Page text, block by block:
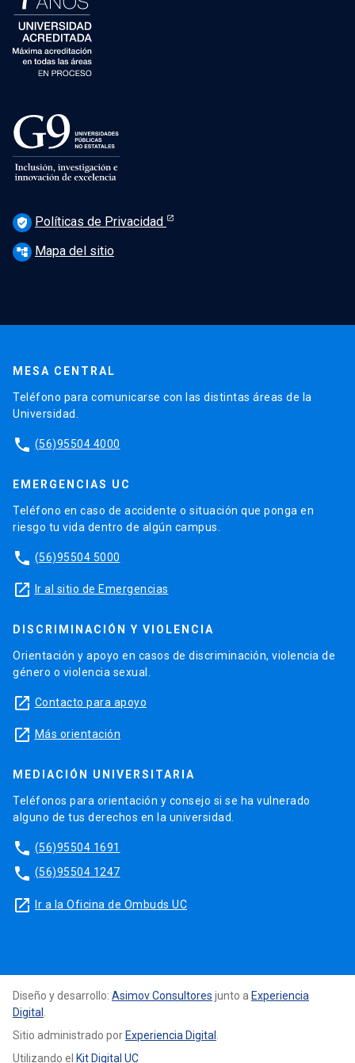
verified_user Políticas de Privacidad
account_tree Mapa del sitio
MESA CENTRAL
Teléfono para comunicarse con las distintas áreas de la
Universidad.
phone (56)95504 4000
EMERGENCIAS UC
Teléfono en caso de accidente o situación que ponga en
riesgo tu vida dentro de algún campus.
phone (56)95504 5000
launch Ir al sitio de Emergencias
DISCRIMINACIÓN Y VIOLENCIA
Orientación y apoyo en casos de discriminación, violencia de
género o violencia sexual.
launch Contacto para apoyo
launch Más orientación
MEDIACIÓN UNIVERSITARIA
Teléfonos para orientación y consejo si se ha vulnerado
alguno de tus derechos en la universidad.
phone (56)95504 1691
phone (56)95504 1247
launch Ir a la Oficina de Ombuds UC
Diseño y desarrollo: Asimov Consultores junto a Experiencia
Digital
Sitio administrado porExperiencia Digital
Utilizando el Kit Digital UC